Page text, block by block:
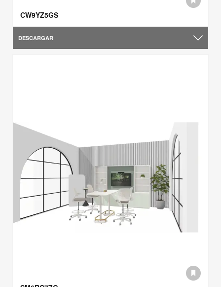
CW9YZ5GS
DESCARGAR